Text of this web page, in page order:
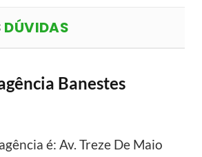
DÚVIDAS
Banestes
é: Av. Treze De Maio